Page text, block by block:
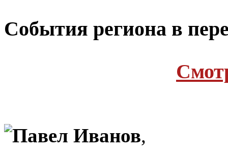
Cобытия региона в
Павел Иванов,